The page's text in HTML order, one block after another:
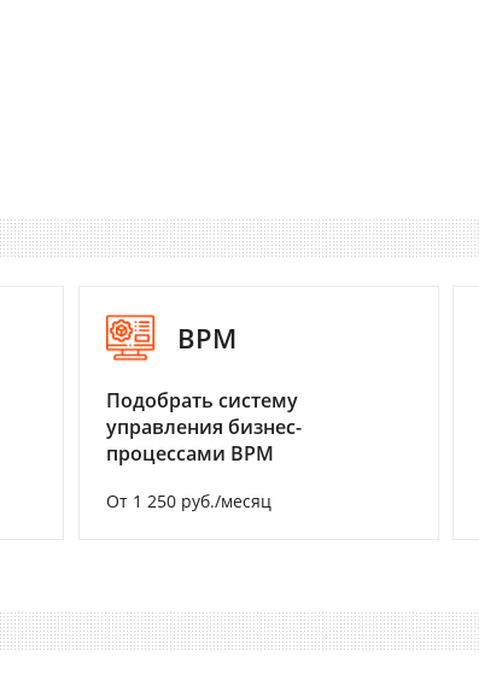
BPM
Подобрать систему
управления бизнес-
процессами BPM
От 1 250 руб./месяц